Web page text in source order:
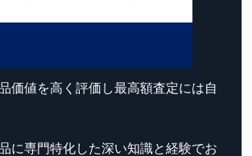
価値を高く評価し最高額査定には自
に専門特化した深い知識と経験でお